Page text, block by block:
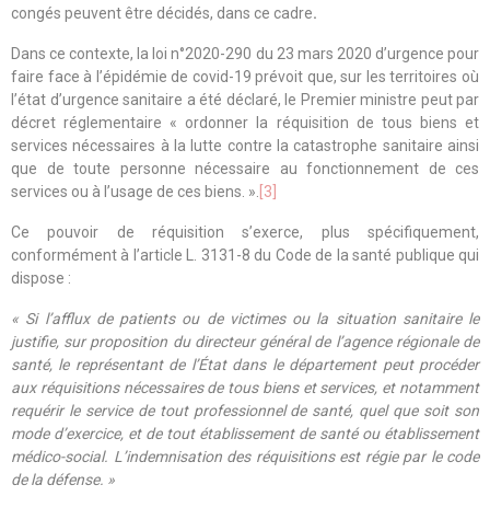
congés peuvent être décidés, dans ce cadre.
Dans ce contexte, la loi n°2020-290 du 23 mars 2020 d’urgence pour
faire face à l’épidémie de covid-19 prévoit que, sur les territoires où
l’état d’urgence sanitaire a été déclaré, le Premier ministre peut par
décret réglementaire « ordonner la réquisition de tous biens et
services nécessaires à la lutte contre la catastrophe sanitaire ainsi
que de toute personne nécessaire au fonctionnement de ces
services ou à l’usage de ces biens. ». [3]
Ce pouvoir de réquisition s’exerce, plus spécifiquement,
conformément à l’article L. 3131-8 du Code de la santé publique qui
dispose :
« Si l’afflux de patients ou de victimes ou la situation sanitaire le
justifie, sur proposition du directeur général de l’agence régionale de
santé, le représentant de l’État dans le département peut procéder
aux réquisitions nécessaires de tous biens et services, et notamment
requérir le service de tout professionnel de santé, quel que soit son
mode d’exercice, et de tout établissement de santé ou établissement
médico-social. L’indemnisation des réquisitions est régie par le code
de la défense. »